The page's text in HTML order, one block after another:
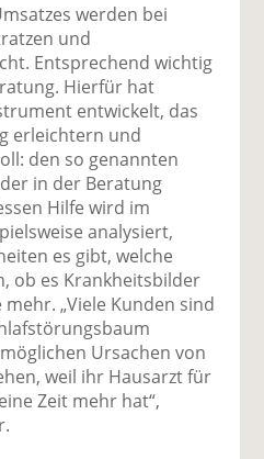
werden bei
und
Entsprechend wichtig
Hierfür hat
entwickelt, das
erleichtern und
den so genannten
in der Beratung
Hilfe wird im
analysiert,
es gibt, welche
ob es Krankheitsbilder
„Viele Kunden sind
Ursachen von
weil ihr Hausarzt für
Zeit mehr hat“,